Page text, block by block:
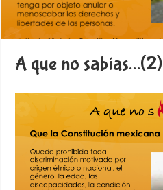
A que no sabías…(2)